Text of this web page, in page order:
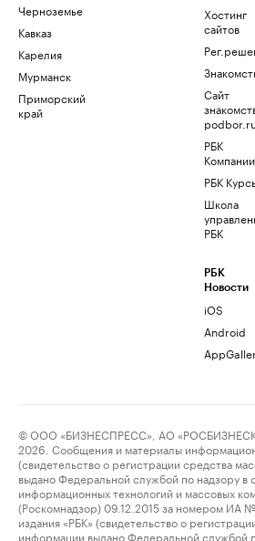
Черноземье
Кавказ
Карелия
Мурманск
Приморский
край
Хостинг
сайтов
Сайт
РБК
Компании
РБК
Школа
РБК
РБК
Новости
iOS
Android
© ООО «БИЗНЕСПРЕСС», АО
2026. Сообщения и материалы
(свидетельство о регистрации средства
выдано Федеральной службой по надзору в
информационных технологий и массовых
(Роскомнадзор) 09.12.2015 за номером ИА
издания «РБК» (свидетельство о
информации выдано Федеральной службой